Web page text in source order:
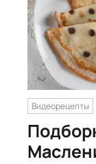
Видеорецепты